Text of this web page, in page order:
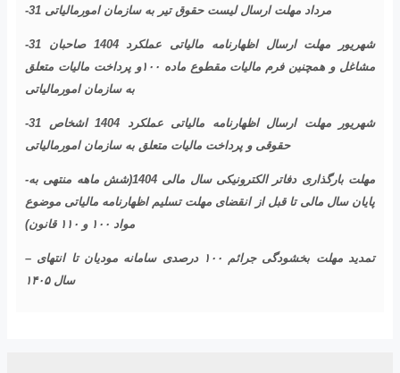
-31 مرداد مهلت ارسال ليست حقوق تیر به سازمان امورمالیاتی
-31 شهریور مهلت ارسال اظهارنامه مالیاتی عملکرد 1404 صاحبان
مشاغل و همچنین فرم مالیات مقطوع ماده ۱۰۰و پرداخت مالیات متعلق
به سازمان امورمالیاتی
-31 شهریور مهلت ارسال اظهارنامه مالیاتی عملکرد 1404 اشخاص
حقوقی و پرداخت مالیات متعلق به سازمان امورمالیاتی
-مهلت بارگذاری دفاتر الکترونیکی سال مالی 1404(شش ماهه منتهی به
پایان سال مالی تا قبل از انقضای مهلت تسلیم اظهارنامه مالیاتی موضوع
مواد ۱۰۰ و ۱۱۰ قانون)
– تمدید مهلت بخشودگی جرائم ۱۰۰ درصدی سامانه مودیان تا انتهای
سال ۱۴۰۵